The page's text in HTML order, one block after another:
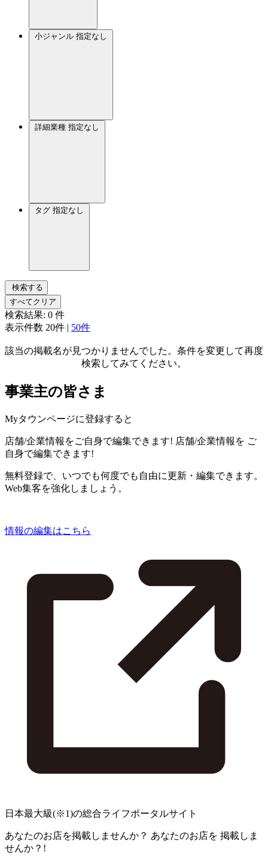
小ジャンル 指定なし
詳細業種 指定なし
タグ 指定なし
検索する
すべてクリア
検索結果: 0 件
表示件数 20件 | 50件
該当の掲載名が見つかりませんでした。条件を変更して再度
検索してみてください。
事業主の皆さま
Myタウンページに登録すると
店舗/企業情報をご自身で編集できます! 店舗/企業情報を ご
自身で編集できます!
無料登録で、いつでも何度でも自由に更新・編集できます。
Web集客を強化しましょう。
情報の編集はこちら
日本最大級(※1)の総合ライフポータルサイト
あなたのお店を掲載しませんか？ あなたのお店を 掲載しま
せんか？!